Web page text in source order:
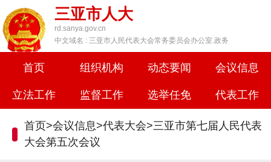
三亚市人大
rd.sanya.gov.cn
中文域名 : 三亚市人民代表大会常务委员会办公室.政务
首页 组织机构 动态要闻 会议信息
立法工作 监督工作 选举任免 代表工作
首页>会议信息>代表大会>三亚市第七届人民代表
大会第五次会议